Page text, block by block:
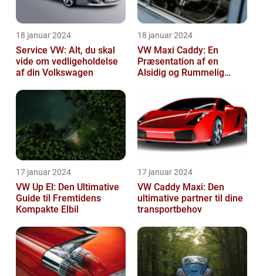
18 januar 2024
Service VW: Alt, du skal
vide om vedligeholdelse
af din Volkswagen
18 januar 2024
VW Maxi Caddy: En
Præsentation af en
Alsidig og Rummelig
17 januar 2024
VW Up El: Den Ultimative
Guide til Fremtidens
Kompakte Elbil
17 januar 2024
VW Caddy Maxi: Den
ultimative partner til dine
transportbehov